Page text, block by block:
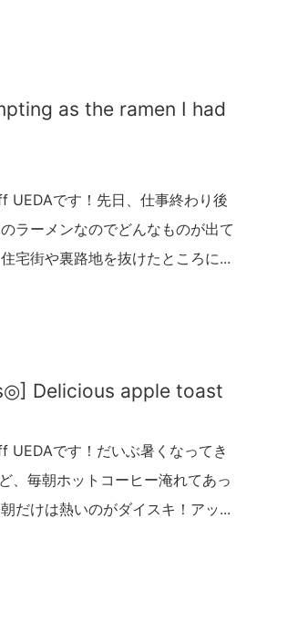
as the ramen I had
UEDAです！先日、仕事終わり後
ラーメンなのでどんなものが出て
宅街や裏路地を抜けたところに...
Delicious apple toast
UEDAです！だいぶ暑くなってき
、毎朝ホットコーヒー淹れてあっ
だけは熱いのがダイスキ！アッ...